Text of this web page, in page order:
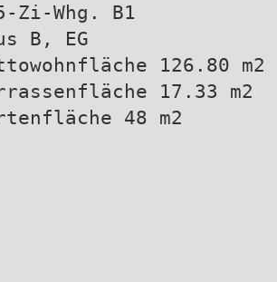
Zi-Whg. B1
B, EG
126.80 m2
17.33 m2
48 m2